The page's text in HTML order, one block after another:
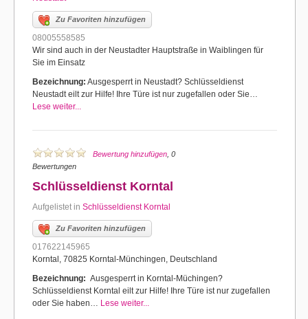
Zu Favoriten hinzufügen
08005558585
Wir sind auch in der Neustadter Hauptstraße in Waiblingen für
Sie im Einsatz
Bezeichnung: Ausgesperrt in Neustadt? Schlüsseldienst
Neustadt eilt zur Hilfe! Ihre Türe ist nur zugefallen oder Sie…
Lese weiter...
Bewertung hinzufügen , 0
Bewertungen
Schlüsseldienst Korntal
Aufgelistet in Schlüsseldienst Korntal
Zu Favoriten hinzufügen
017622145965
Korntal, 70825 Korntal-Münchingen, Deutschland
Bezeichnung: Ausgesperrt in Korntal-Müchingen?
Schlüsseldienst Korntal eilt zur Hilfe! Ihre Türe ist nur zugefallen
oder Sie haben… Lese weiter...